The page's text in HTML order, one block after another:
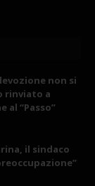
non si
rinviato a
al “Passo”
il sindaco